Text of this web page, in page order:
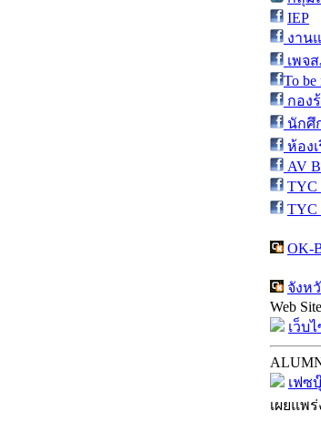
IEP
งาน
เพจ
To be
กอง
นักศึ
ห้อง
AV
OK-
จังห
Web
เว็บ
เฟซ
เผยแพ